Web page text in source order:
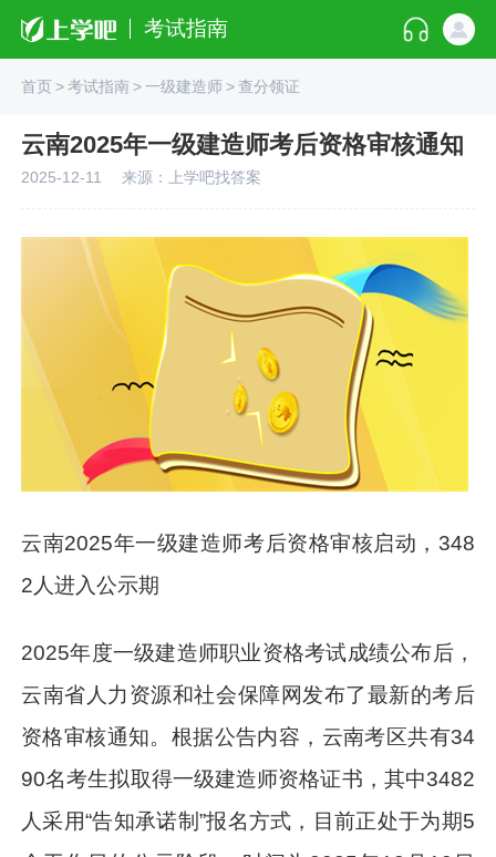
考试指南
首页>考试指南>一级建造师>查分领证
云南2025年一级建造师考后资格审核通知
2025-12-11 来源：上学吧找答案
云南2025年一级建造师考后资格审核启动，348
2人进入公示期
2025年度一级建造师职业资格考试成绩公布后，
云南省人力资源和社会保障网发布了最新的考后
资格审核通知。根据公告内容，云南考区共有34
90名考生拟取得一级建造师资格证书，其中3482
人采用“告知承诺制”报名方式，目前正处于为期5